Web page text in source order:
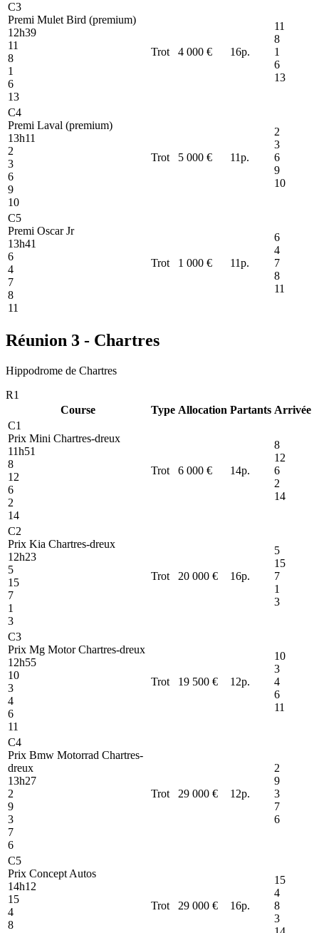
C3
Premi Mulet Bird (premium)
12h39
11
8
1
6
13
Trot 4 000 € 16p.
11
8
1
6
13
C4
Premi Laval (premium)
13h11
2
3
6
9
10
Trot 5 000 € 11p.
2
3
6
9
10
C5
Premi Oscar Jr
13h41
6
4
7
8
11
Trot 1 000 € 11p.
6
4
7
8
11
Réunion 3 - Chartres
Hippodrome de Chartres
R1
Course
Type Allocation Partants Arrivée
C1
Prix Mini Chartres-dreux
11h51
8
12
6
2
14
Trot 6 000 € 14p.
8
12
6
2
14
C2
Prix Kia Chartres-dreux
12h23
5
15
7
1
3
Trot 20 000 € 16p.
5
15
7
1
3
C3
Prix Mg Motor Chartres-dreux
12h55
10
3
4
6
11
Trot 19 500 € 12p.
10
3
4
6
11
C4
Prix Bmw Motorrad Chartres-
dreux
13h27
2
9
3
7
6
Trot 29 000 € 12p.
2
9
3
7
6
C5
Prix Concept Autos
14h12
15
4
8
Trot 29 000 € 16p.
15
4
8
3